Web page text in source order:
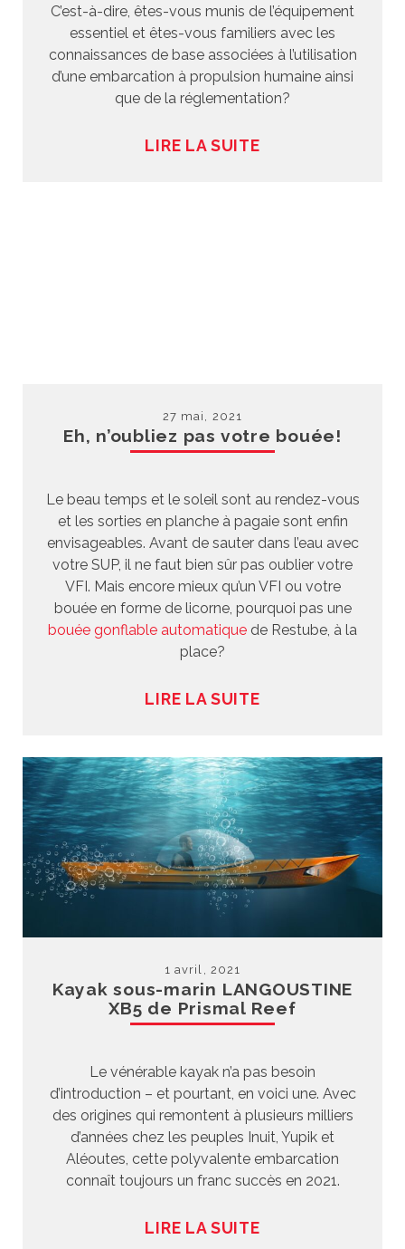
C’est-à-dire, êtes-vous munis de l’équipement
essentiel et êtes-vous familiers avec les
connaissances de base associées à l’utilisation
d’une embarcation à propulsion humaine ainsi
que de la réglementation?
LIRE LA SUITE
27 mai, 2021
Eh, n’oubliez pas votre bouée!
Le beau temps et le soleil sont au rendez-vous
et les sorties en planche à pagaie sont enfin
envisageables. Avant de sauter dans l’eau avec
votre SUP, il ne faut bien sûr pas oublier votre
VFI. Mais encore mieux qu’un VFI ou votre
bouée en forme de licorne, pourquoi pas une
bouée gonflable automatique de Restube, à la
place?
LIRE LA SUITE
1 avril, 2021
Kayak sous-marin LANGOUSTINE
XB5 de Prismal Reef
Le vénérable kayak n’a pas besoin
d’introduction – et pourtant, en voici une. Avec
des origines qui remontent à plusieurs milliers
d’années chez les peuples Inuit, Yupik et
Aléoutes, cette polyvalente embarcation
connaît toujours un franc succès en 2021.
LIRE LA SUITE